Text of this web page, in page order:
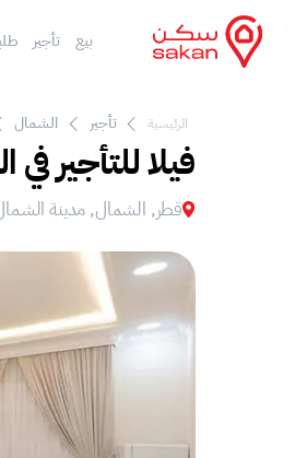
بيع تأجير
الرئيسية تأجير الشمال
فيلا للتأجير
قطر, الشمال, مدينة